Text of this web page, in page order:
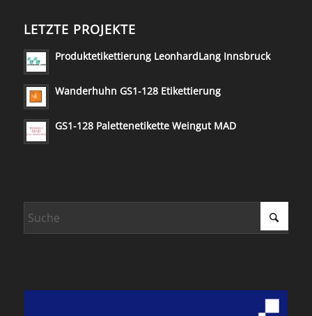
LETZTE PROJEKTE
Produktetikettierung LeonhardLang Innsbruck
Wanderhuhn GS1-128 Etikettierung
GS1-128 Palettenetikette Weingut MAD